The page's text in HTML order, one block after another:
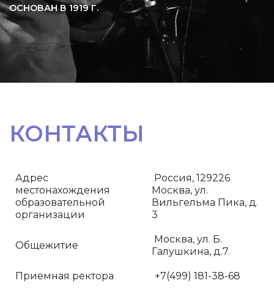
ОСНОВАН В 1919Г.
КОНТАКТЫ
Адрес
местонахождения
образовательной
организации
Россия, 129226
Москва, ул.
Вильгельма Пика, д.
3
Общежитие
Москва, ул. Б.
Галушкина, д.7.
Приемная ректора +7(499) 181-38-68